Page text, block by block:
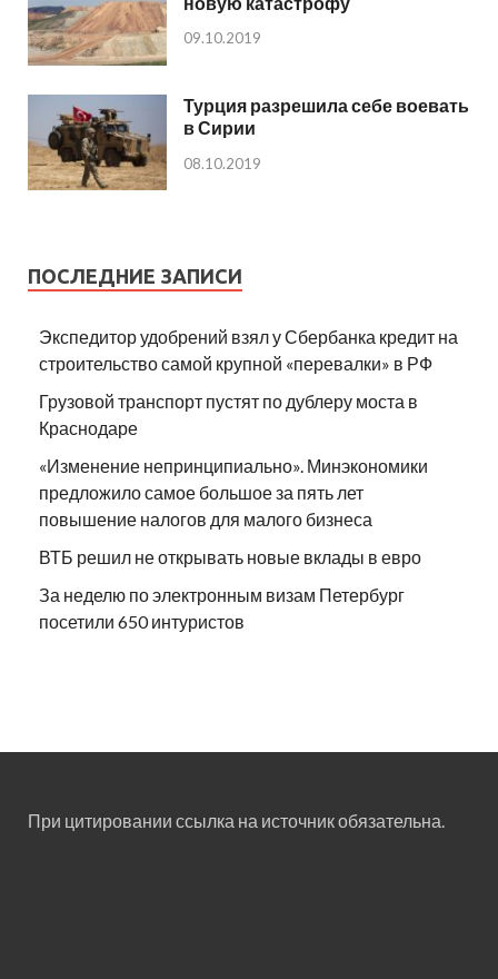
09.10.2019
Турция разрешила себе воевать
в Сирии
08.10.2019
ПОСЛЕДНИЕ ЗАПИСИ
Экспедитор удобрений взял у Сбербанка кредит на
строительство самой крупной «перевалки» в РФ
Грузовой транспорт пустят по дублеру моста в
Краснодаре
«Изменение непринципиально». Минэкономики
предложило самое большое за пять лет
повышение налогов для малого бизнеса
ВТБ решил не открывать новые вклады в евро
За неделю по электронным визам Петербург
посетили 650 интуристов
При цитировании ссылка на источник обязательна.